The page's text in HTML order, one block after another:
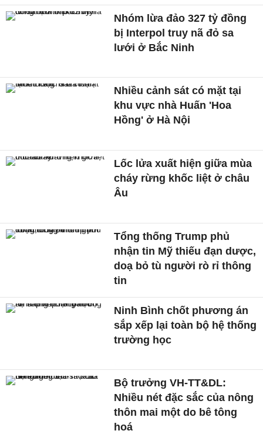
Nhóm lừa đảo 327 tỷ đồng
bị Interpol truy nã đỏ sa
lưới ở Bắc Ninh
Nhiều cảnh sát có mặt tại
khu vực nhà Huấn 'Hoa
Hồng' ở Hà Nội
Lốc lửa xuất hiện giữa mùa
cháy rừng khốc liệt ở châu
Âu
Tổng thống Trump phủ
nhận tin Mỹ thiếu đạn dược,
doạ bỏ tù người rò rỉ thông
tin
Ninh Bình chốt phương án
sắp xếp lại toàn bộ hệ thống
trường học
Bộ trưởng VH-TT&DL:
Nhiều nét đặc sắc của nông
thôn mai một do bê tông
hoá